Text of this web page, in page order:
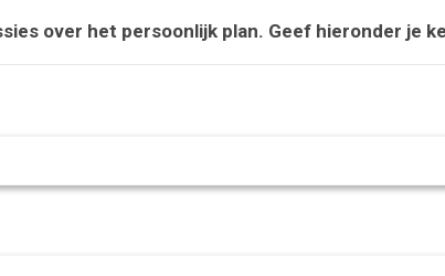
over het persoonlijk plan. Geef hieronder je